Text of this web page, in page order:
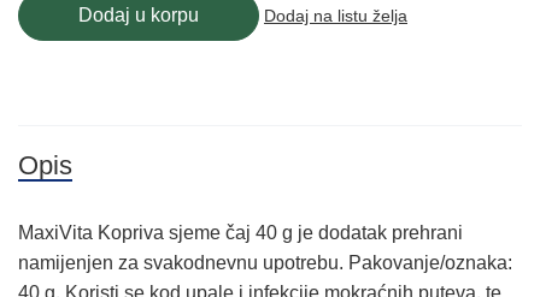
Dodaj u korpu Dodaj na listu želja
Opis
MaxiVita Kopriva sjeme čaj 40 g je dodatak prehrani
namijenjen za svakodnevnu upotrebu. Pakovanje/oznaka:
40 g. Koristi se kod upale i infekcije mokraćnih puteva, te